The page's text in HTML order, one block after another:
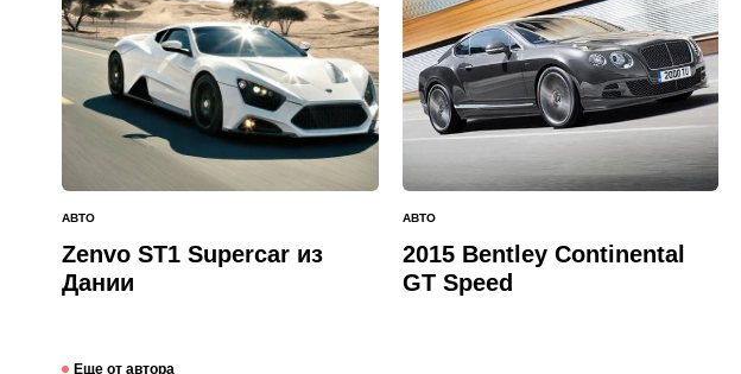
ОПУБЛИКОВАНО
В
АВТО
Zenvo ST1 Supercar из
Дании
ОПУБЛИКОВАНО
В
АВТО
2015 Bentley Continental
GT Speed​​
Еще от автора